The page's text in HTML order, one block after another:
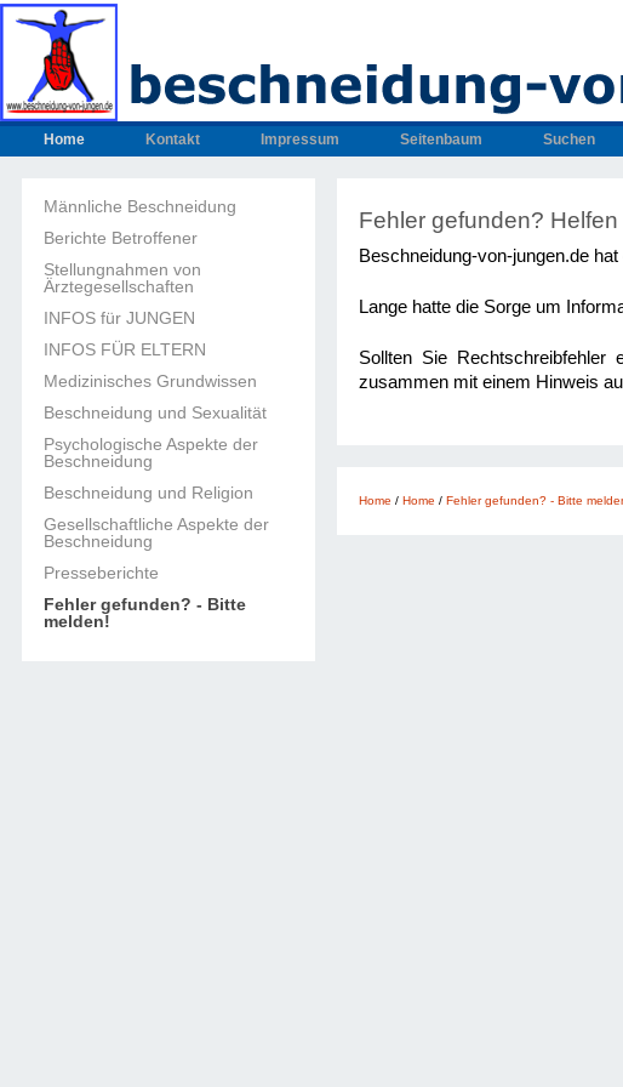
Home Kontakt Impressum Seitenbaum Suchen
Männliche Beschneidung
Berichte Betroffener
Stellungnahmen von
Ärztegesellschaften
INFOS für JUNGEN
INFOS FÜR ELTERN
Medizinisches Grundwissen
Beschneidung und Sexualität
Psychologische Aspekte der
Beschneidung
Beschneidung und Religion
Gesellschaftliche Aspekte der
Beschneidung
Presseberichte
Fehler gefunden? - Bitte
melden!
Fehler gefunden?
Beschneidung-von-jungen.de
Lange hatte die Sorge um
Sollten Sie
zusammen mit einem Hinweis
Home / Home / Fehler gefunden? - Bitte